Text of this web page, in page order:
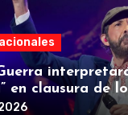
en clausura de
y del